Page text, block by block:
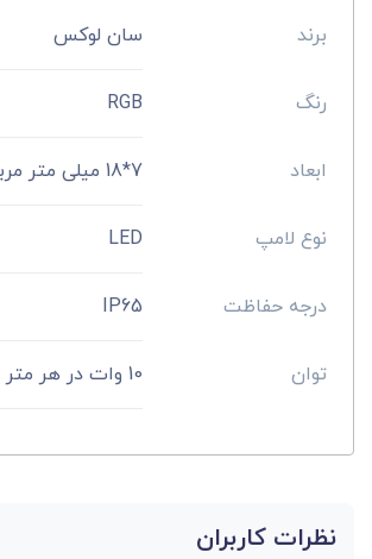
برند سان لوکس
رنگ RGB
ابعاد 7*18 میلی متر مربع
نوع لامپ LED
درجه حفاظت IP65
توان 10 وات در هر متر
نظرات کاربران